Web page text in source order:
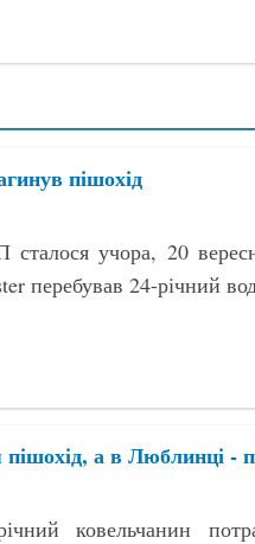
пішохід
сталося учора, 20
перебував 24-річний
а в Люблинці -
ковельчанин